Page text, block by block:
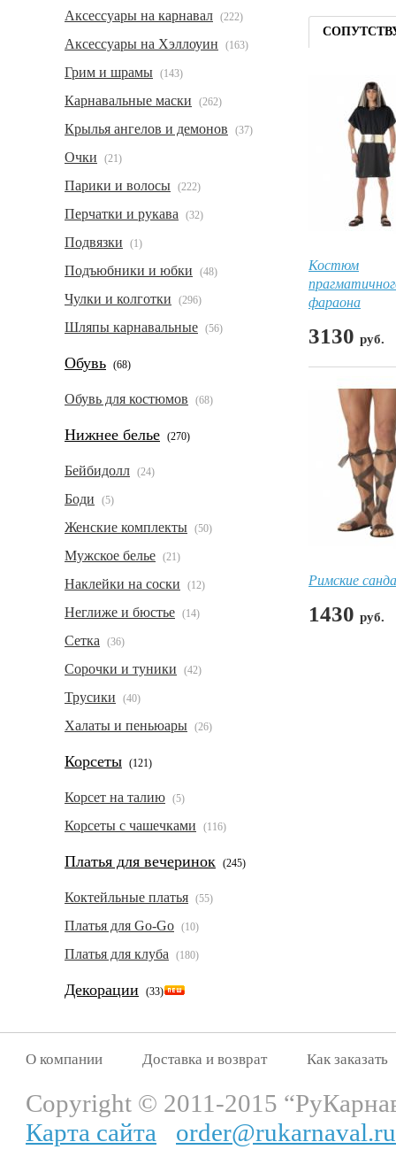
Аксессуары на карнавал (222)
Аксессуары на Хэллоуин (163)
Грим и шрамы (143)
Карнавальные маски (262)
Крылья ангелов и демонов (37)
Очки (21)
Парики и волосы (222)
Перчатки и рукава (32)
Подвязки (1)
Подъюбники и юбки (48)
Чулки и колготки (296)
Шляпы карнавальные (56)
Обувь (68)
Обувь для костюмов (68)
Нижнее белье (270)
Бейбидолл (24)
Боди (5)
Женские комплекты (50)
Мужское белье (21)
Наклейки на соски (12)
Неглиже и бюстье (14)
Сетка (36)
Сорочки и туники (42)
Трусики (40)
Халаты и пеньюары (26)
Корсеты (121)
Корсет на талию (5)
Корсеты с чашечками (116)
Платья для вечеринок (245)
Коктейльные платья (55)
Платья для Go-Go (10)
Платья для клуба (180)
Декорации (33)
Костюм
фараона
3130 руб.
Римские
1430 руб.
О компании Доставка и возврат Как заказать
Copyright © 2011-2015
Карта сайта
order@rukarnaval.ru